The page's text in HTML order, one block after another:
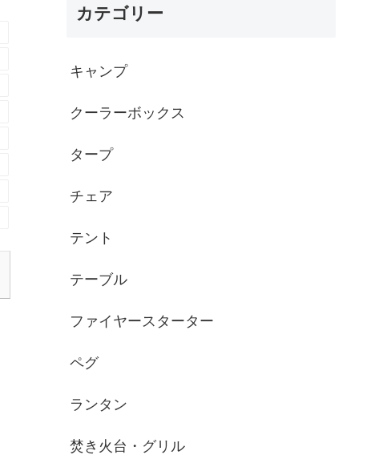
カテゴリー
キャンプ
クーラーボックス
タープ
チェア
テント
テーブル
ファイヤースターター
ペグ
ランタン
焚き火台・グリル